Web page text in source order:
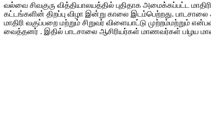
வல்வை சிவகுரு வித்தியாலயத்தில் புதிதாக அமைக்கப்பட்ட
கட்டங்களின் திறப்பு விழா இன்று காலை இடம்பெற்றது.
மாதிரி வகுப்பறை மற்றும் சிறுவர் விளையாட்டு முற்றம்மற்றும்
வைத்தனர் . இதில் பாடசாலை ஆசிரியர்கள் மாணவர்கள் பiழய